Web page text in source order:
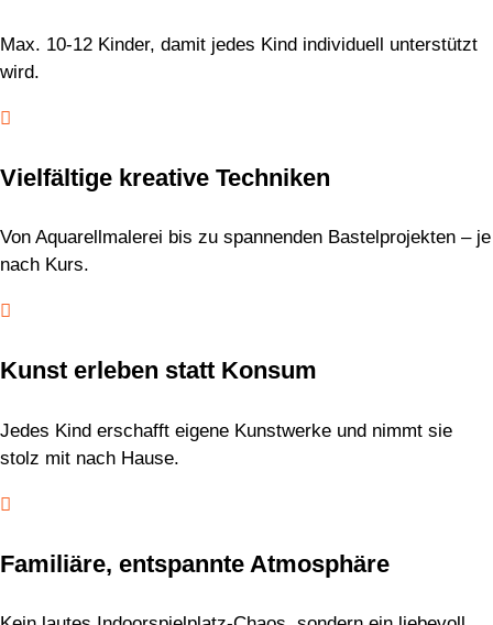
Max. 10-12 Kinder, damit jedes Kind individuell unterstützt
wird.

Vielfältige kreative Techniken
Von Aquarellmalerei bis zu spannenden Bastelprojekten – je
nach Kurs.

Kunst erleben statt Konsum
Jedes Kind erschafft eigene Kunstwerke und nimmt sie
stolz mit nach Hause.

Familiäre, entspannte Atmosphäre